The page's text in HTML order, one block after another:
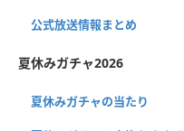
公式放送情報まとめ
夏休みガチャ2026
夏休みガチャの当たり